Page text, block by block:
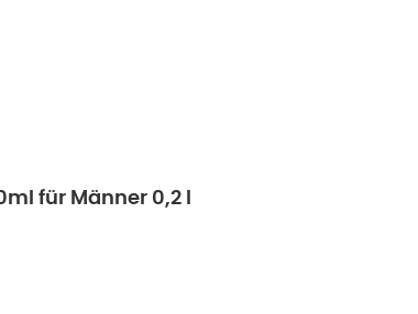
für Männer 0,2 l